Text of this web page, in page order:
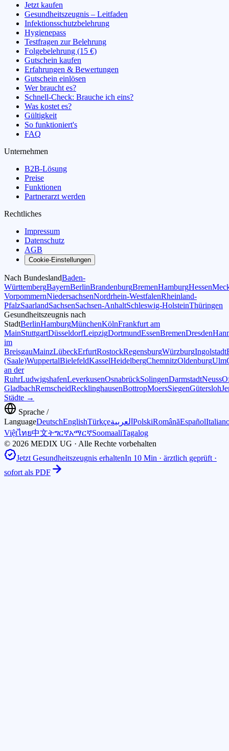
Jetzt kaufen
Gesundheitszeugnis – Leitfaden
Infektionsschutzbelehrung
Hygienepass
Testfragen zur Belehrung
Folgebelehrung (15 €)
Gutschein kaufen
Erfahrungen & Bewertungen
Gutschein einlösen
Wer braucht es?
Schnell-Check: Brauche ich eins?
Was kostet es?
Gültigkeit
So funktioniert's
FAQ
Unternehmen
B2B-Lösung
Preise
Funktionen
Partnerarzt werden
Rechtliches
Impressum
Datenschutz
AGB
Cookie-Einstellungen
Nach BundeslandBaden-
WürttembergBayernBerlinBrandenburgBremenHamburgHessen
VorpommernNiedersachsenNordrhein-WestfalenRheinland-
PfalzSaarlandSachsenSachsen-AnhaltSchleswig-HolsteinThüringen
Gesundheitszeugnis nach
StadtBerlinHamburgMünchenKölnFrankfurt am
MainStuttgartDüsseldorfLeipzigDortmundEssenBremenDresden
im
BreisgauMainzLübeckErfurtRostockRegensburgWürzburgIngolstadt
(Saale)WuppertalBielefeldKasselHeidelbergChemnitzOldenburgUlm
an der
RuhrLudwigshafenLeverkusenOsnabrückSolingenDarmstadtNeuss
GladbachRemscheidRecklinghausenBottropMoersSiegenGütersloh
Städte →
Sprache /
LanguageDeutschEnglishTürkçeالعربية PolskiRomânăEspañol
Việtไทย中文ትግርኛአማርኛSoomaaliTagalog
© 2026 MEDIX UG · Alle Rechte vorbehalten
Jetzt Gesundheitszeugnis erhaltenIn 10 Min · ärztlich geprüft ·
sofort als PDF